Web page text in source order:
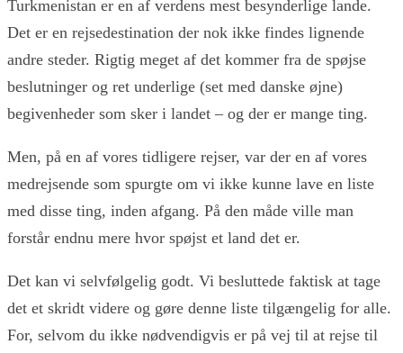
Turkmenistan er en af verdens mest besynderlige lande.
Det er en rejsedestination der nok ikke findes lignende
andre steder. Rigtig meget af det kommer fra de spøjse
beslutninger og ret underlige (set med danske øjne)
begivenheder som sker i landet – og der er mange ting.
Men, på en af vores tidligere rejser, var der en af vores
medrejsende som spurgte om vi ikke kunne lave en liste
med disse ting, inden afgang. På den måde ville man
forstår endnu mere hvor spøjst et land det er.
Det kan vi selvfølgelig godt. Vi besluttede faktisk at tage
det et skridt videre og gøre denne liste tilgængelig for alle.
For, selvom du ikke nødvendigvis er på vej til at rejse til